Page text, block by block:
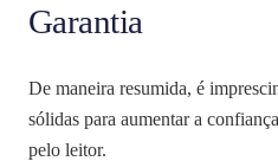
Garantia
De maneira resumida, é
sólidas para aumentar a
pelo leitor.